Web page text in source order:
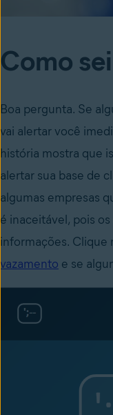
Como
Boa pergunta. Se
vai alertar você
história mostra que
alertar sua base de
algumas empresas
é inaceitável, pois
informações. Clique
vazamento e se